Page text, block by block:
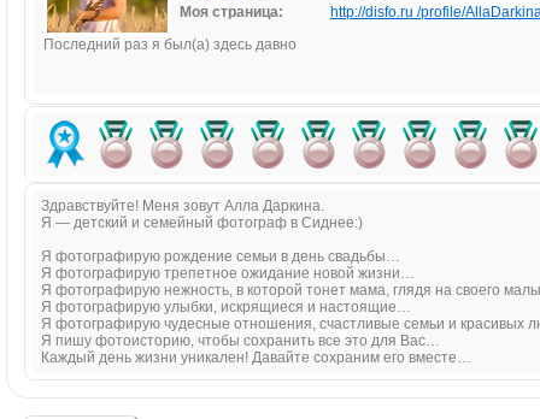
Моя страница:
http://disfo.ru /profile/
Последний раз я был(а) здесь давно
Здравствуйте! Меня зовут Алла Даркина.
Я — детский и семейный фотограф в Сиднее:)
Я фотографирую рождение семьи в день свадьбы…
Я фотографирую трепетное ожидание новой жизни…
Я фотографирую нежность, в которой тонет мама, глядя на своего
Я фотографирую улыбки, искрящиеся и настоящие…
Я фотографирую чудесные отношения, счастливые семьи и красивых
Я пишу фотоисторию, чтобы сохранить все это для Вас…
Каждый день жизни уникален! Давайте сохраним его вместе…